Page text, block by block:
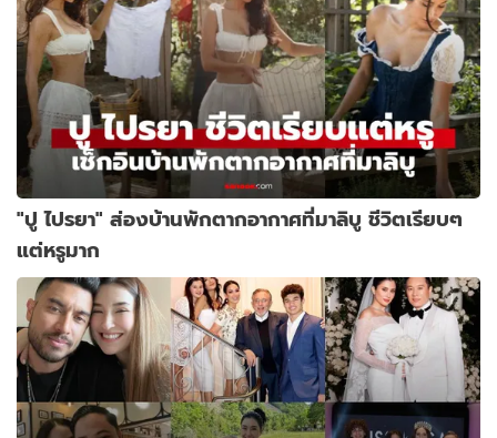
"ปู ไปรยา" ส่องบ้านพักตากอากาศที่มาลิบู ชีวิตเรียบๆ
แต่หรูมาก